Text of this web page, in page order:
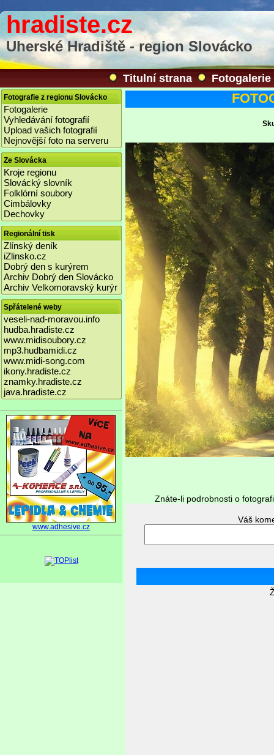
hradiste.cz
Uherské Hradiště - region Slovácko
Titulní strana Fotogalerie
Fotografie z regionu Slovácko
Fotogalerie
Vyhledávání fotografií
Upload vašich fotografií
Nejnovější foto na serveru
Ze Slovácka
Kroje regionu
Slovácký slovník
Folklórní soubory
Cimbálovky
Dechovky
Regionální tisk
Zlínský deník
iZlinsko.cz
Dobrý den s kurýrem
Archiv Dobrý den Slovácko
Archiv Velkomoravský kurýr
Spřátelené weby
veseli-nad-moravou.info
hudba.hradiste.cz
www.midisoubory.cz
mp3.hudbamidi.cz
www.midi-song.com
ikony.hradiste.cz
znamky.hradiste.cz
java.hradiste.cz
www.adhesive.cz
Znáte-li podrobnosti o